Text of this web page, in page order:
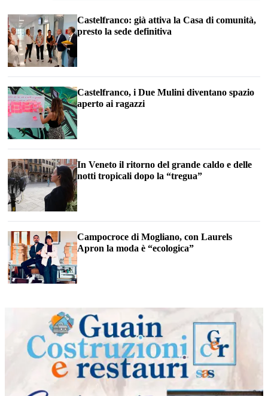
Castelfranco: già attiva la Casa di comunità,
presto la sede definitiva
Castelfranco, i Due Mulini diventano spazio
aperto ai ragazzi
In Veneto il ritorno del grande caldo e delle
notti tropicali dopo la “tregua”
Campocroce di Mogliano, con Laurels
Apron la moda è “ecologica”